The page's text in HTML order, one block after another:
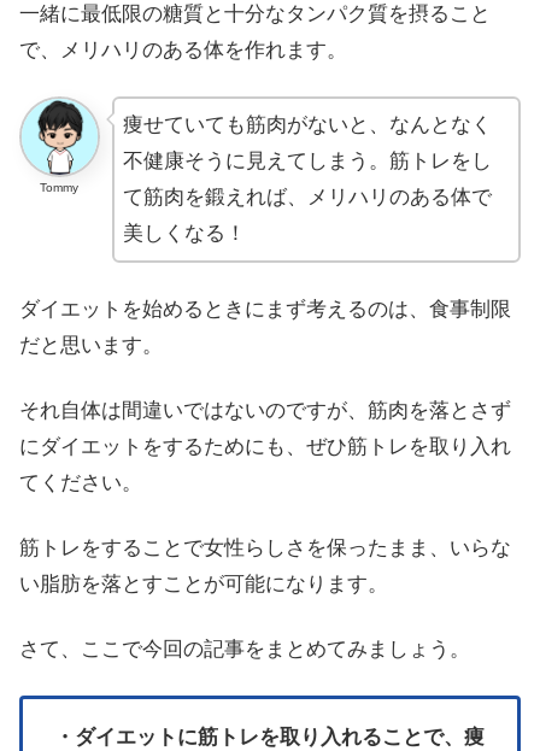
一緒に最低限の糖質と十分なタンパク質を摂ること
で、メリハリのある体を作れます。
Tommy
痩せていても筋肉がないと、なんとなく
不健康そうに見えてしまう。筋トレをし
て筋肉を鍛えれば、メリハリのある体で
美しくなる！
ダイエットを始めるときにまず考えるのは、食事制限
だと思います。
それ自体は間違いではないのですが、筋肉を落とさず
にダイエットをするためにも、ぜひ筋トレを取り入れ
てください。
筋トレをすることで女性らしさを保ったまま、いらな
い脂肪を落とすことが可能になります。
さて、ここで今回の記事をまとめてみましょう。
・ダイエットに筋トレを取り入れることで、痩